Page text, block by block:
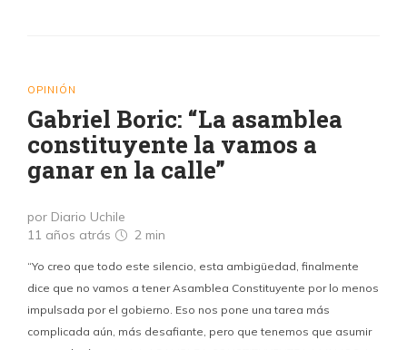
OPINIÓN
Gabriel Boric: “La asamblea
constituyente la vamos a
ganar en la calle”
por Diario Uchile
11 años atrás
2 min
“Yo creo que todo este silencio, esta ambigüedad, finalmente
dice que no vamos a tener Asamblea Constituyente por lo menos
impulsada por el gobierno. Eso nos pone una tarea más
complicada aún, más desafiante, pero que tenemos que asumir